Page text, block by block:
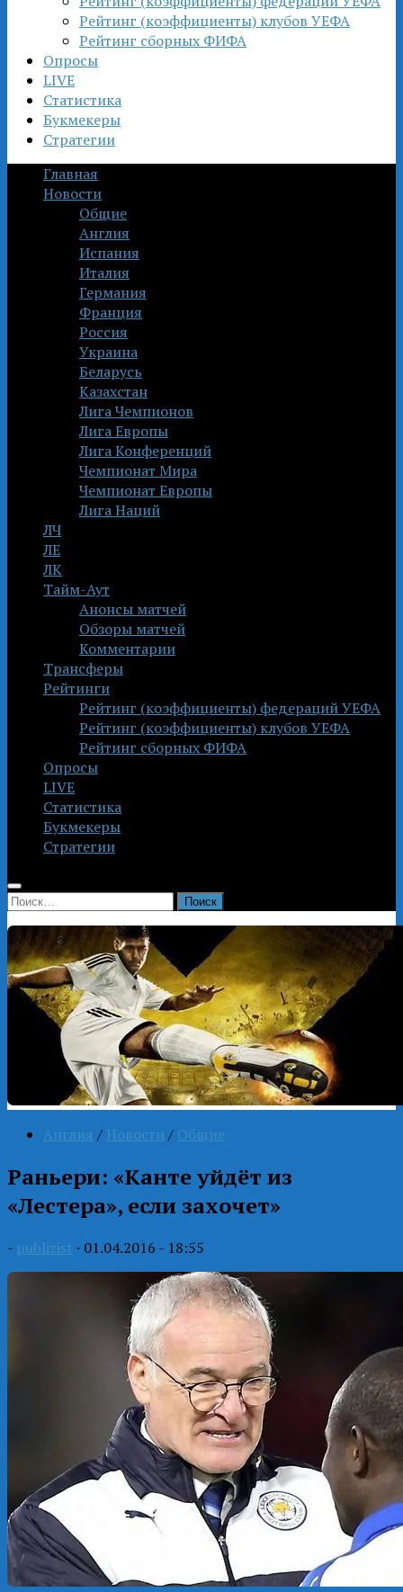
Рейтинг (коэффициенты) клубов УЕФА
Рейтинг сборных ФИФА
Опросы
LIVE
Статистика
Букмекеры
Стратегии
Главная
Новости
Общие
Англия
Испания
Италия
Германия
Франция
Россия
Украина
Беларусь
Казахстан
Лига Чемпионов
Лига Европы
Лига Конференций
Чемпионат Мира
Чемпионат Европы
Лига Наций
ЛЧ
ЛЕ
ЛК
Тайм-Аут
Анонсы матчей
Обзоры матчей
Комментарии
Трансферы
Рейтинги
Рейтинг (коэффициенты) федераций УЕФА
Рейтинг (коэффициенты) клубов УЕФА
Рейтинг сборных ФИФА
Опросы
LIVE
Статистика
Букмекеры
Стратегии
Найти:
Англия / Новости / Общие
Раньери: «Канте уйдёт из
«Лестера», если захочет»
- publizist · 01.04.2016 - 18:55